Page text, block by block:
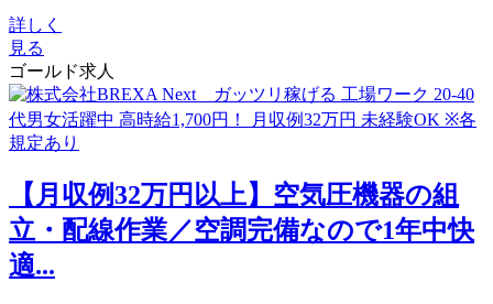
詳しく
見る
ゴールド求人
【月収例32万円以上】空気圧機器の組
立・配線作業／空調完備なので1年中快
適...